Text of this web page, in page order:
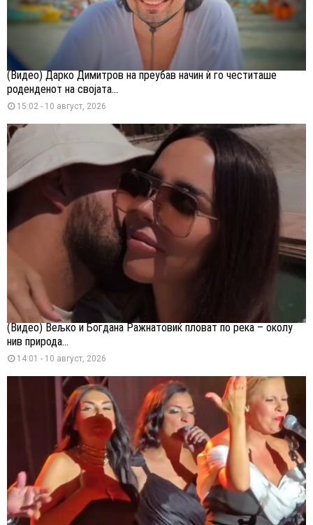
(Видео) Дарко Димитров на преубав начин ѝ го честиташе
роденденот на својата...
15:02 - 10 август, 2026
(Видео) Вељко и Богдана Ражнатовиќ пловат по река – околу
нив природа...
14:01 - 10 август, 2026